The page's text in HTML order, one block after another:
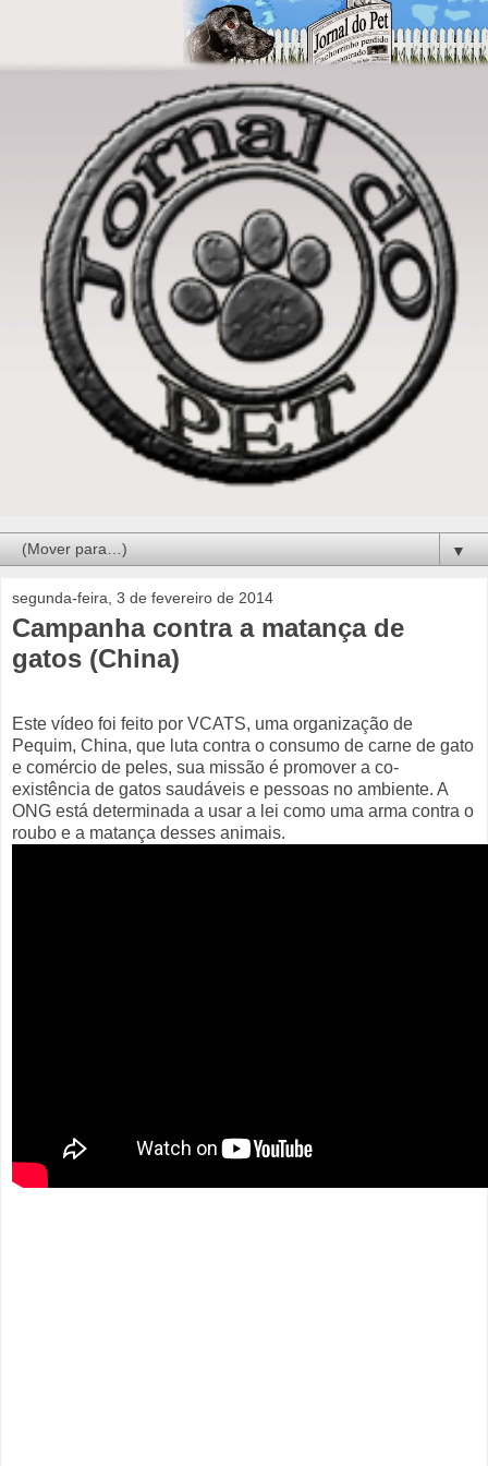
▼
segunda-feira, 3 de fevereiro de 2014
Campanha contra a matança de
gatos (China)
Este vídeo foi feito por VCATS, uma organização de
Pequim, China, que luta contra o consumo de carne de gato
e comércio de peles, sua missão é promover a co-
existência de gatos saudáveis e pessoas no ambiente. A
ONG está determinada a usar a lei como uma arma contra o
roubo e a matança desses animais.